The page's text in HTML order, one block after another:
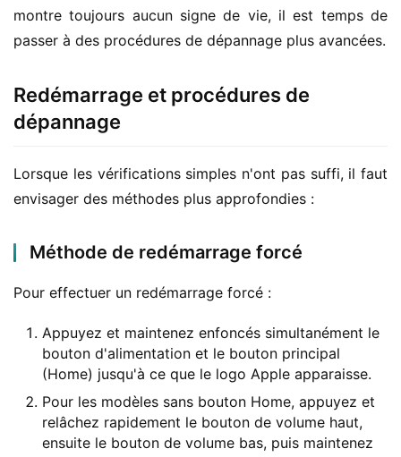
montre toujours aucun signe de vie, il est temps de
passer à des procédures de dépannage plus avancées.
Redémarrage et procédures de
dépannage
Lorsque les vérifications simples n'ont pas suffi, il faut
envisager des méthodes plus approfondies :
Méthode de redémarrage forcé
Pour effectuer un redémarrage forcé :
Appuyez et maintenez enfoncés simultanément le
bouton d'alimentation et le bouton principal
(Home) jusqu'à ce que le logo Apple apparaisse.
Pour les modèles sans bouton Home, appuyez et
relâchez rapidement le bouton de volume haut,
ensuite le bouton de volume bas, puis maintenez